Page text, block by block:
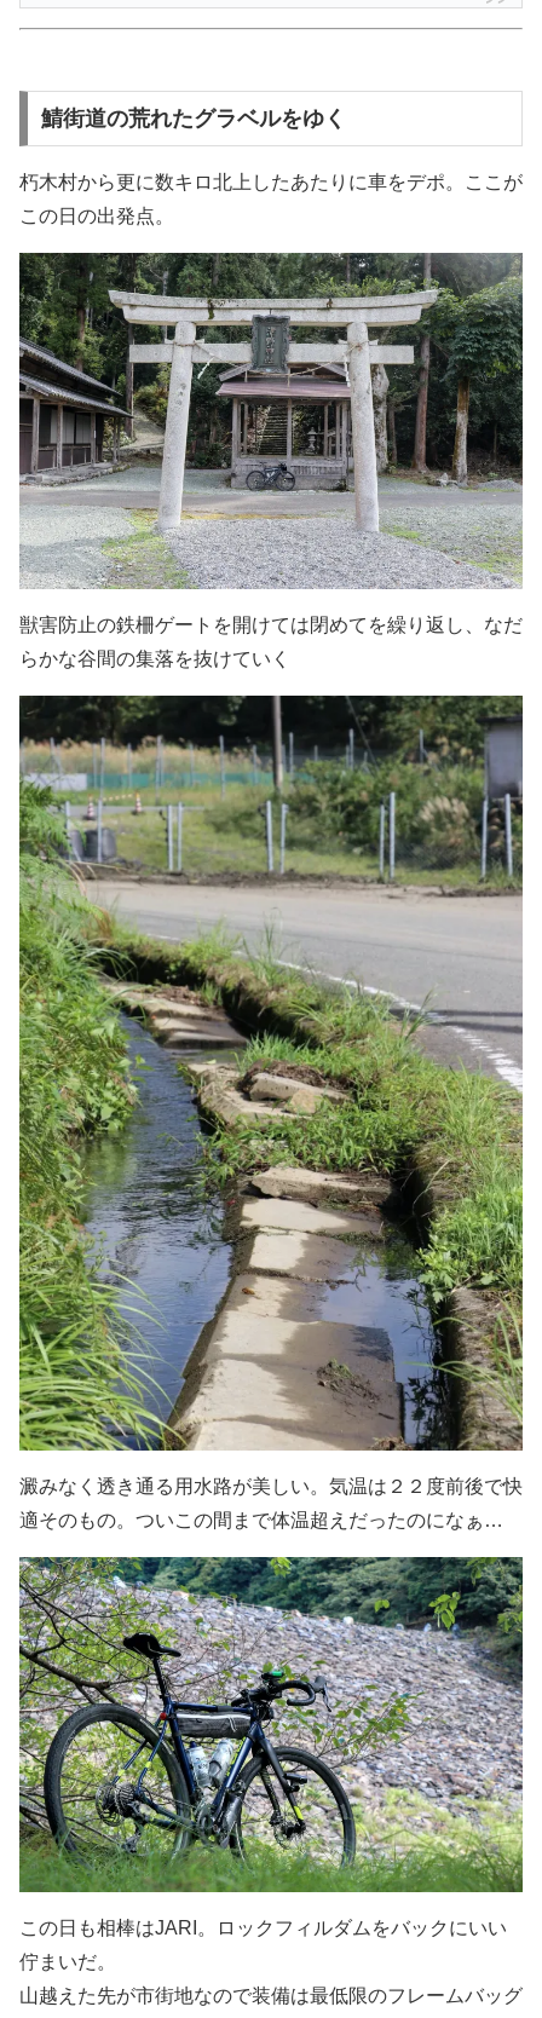
鯖街道の荒れたグラベルをゆく
朽木村から更に数キロ北上したあたりに車をデポ。ここが
この日の出発点。
獣害防止の鉄柵ゲートを開けては閉めてを繰り返し、なだ
らかな谷間の集落を抜けていく
澱みなく透き通る用水路が美しい。気温は２２度前後で快
適そのもの。ついこの間まで体温超えだったのになぁ…
この日も相棒はJARI。ロックフィルダムをバックにいい
佇まいだ。
山越えた先が市街地なので装備は最低限のフレームバッグ